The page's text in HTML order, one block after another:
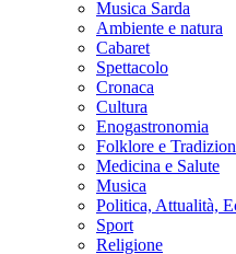
Musica Sarda
Ambiente e natura
Cabaret
Spettacolo
Cronaca
Cultura
Enogastronomia
Folklore e
Medicina e Salute
Musica
Politica, Attualità,
Sport
Religione